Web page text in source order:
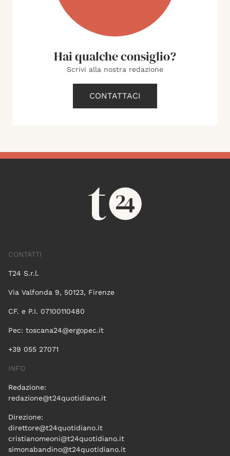
Hai qualche consiglio?
Scrivi alla nostra redazione
CONTATTACI
CONTATTI
T24 S.r.l.
Via Valfonda 9, 50123, Firenze
CF. e P.I. 07100110480
Pec: toscana24@ergopec.it
+39 055 27071
INFO
Redazione:
redazione@t24quotidiano.it
Direzione:
direttore@t24quotidiano.it
cristianomeoni@t24quotidiano.it
simonabandino@t24quotidiano.it